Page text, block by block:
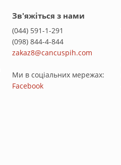
Зв'яжіться з нами
(044) 591-1-291
(098) 844-4-844
zakaz8@cancuspih.com
Ми в соціальних мережах:
Facebook